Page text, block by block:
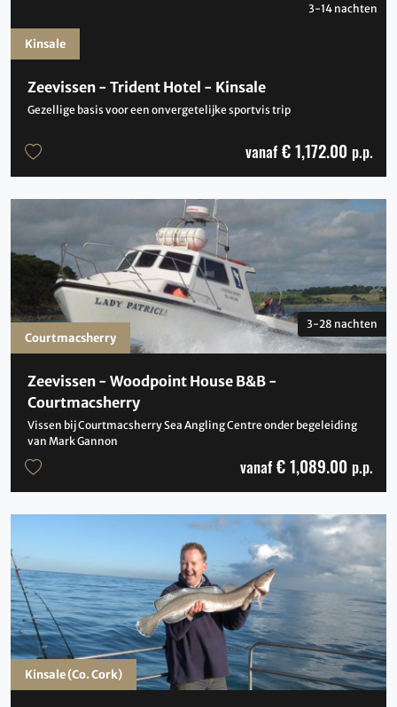
Zeevissen - Trident Hotel - Kinsale
Gezellige basis voor een onvergetelijke sportvis trip
3-14 nachten
vanaf € 1,172.00 p.p.
Kinsale
Zeevissen - Woodpoint House B&B -
Courtmacsherry
Vissen bij Courtmacsherry Sea Angling Centre onder begeleiding
van Mark Gannon
3-28 nachten
vanaf € 1,089.00 p.p.
Courtmacsherry
Kinsale (Co. Cork)